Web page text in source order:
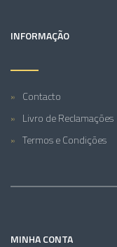
INFORMAÇÃO
Contacto
Livro de Reclamações
Termos e Condições
MINHA CONTA